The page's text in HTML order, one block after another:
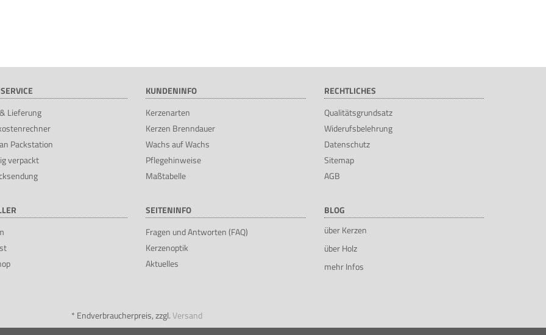
Lieferung
Packstation
verpackt
KUNDENINFO
Kerzenarten
Kerzen Brenndauer
Wachs auf Wachs
Pflegehinweise
Maßtabelle
RECHTLICHES
Qualitätsgrundsatz
Widerufsbelehrung
Datenschutz
Sitemap
AGB
SEITENINFO
Fragen und Antworten (FAQ)
Kerzenoptik
Aktuelles
BLOG
über Kerzen
über Holz
mehr Infos
* Endverbraucherpreis, zzgl.Versand